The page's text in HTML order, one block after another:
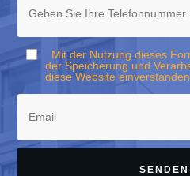
Mit der Nutzung dieses
der Speicherung und
diese Website einverstanden.
SENDEN